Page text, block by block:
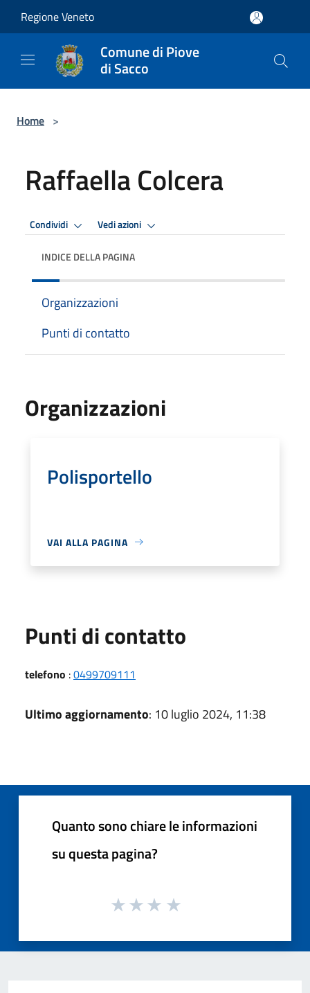
Regione Veneto
Comune di Piove
di Sacco
Home >
Raffaella Colcera
Condividi Vedi azioni
INDICE DELLA PAGINA
Organizzazioni
Punti di contatto
Organizzazioni
Polisportello
VAI ALLA PAGINA
Punti di contatto
telefono :0499709111
Ultimo aggiornamento: 10 luglio 2024, 11:38
Quanto sono chiare le informazioni
su questa pagina?